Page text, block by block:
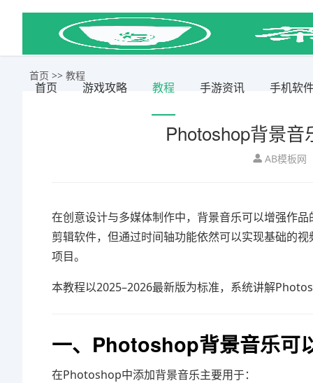
首页 游戏攻略 教程 手游资讯 手机软
首页 >> 教程
Photoshop背景
AB模板网
在创意设计与多媒体制作中，背景音乐可以增强作
剪辑软件，但通过时间轴功能依然可以实现基础的
项目。
本教程以2025–2026最新版为标准，系统讲解
一、Photoshop背景音乐可
在Photoshop中添加背景音乐主要用于：